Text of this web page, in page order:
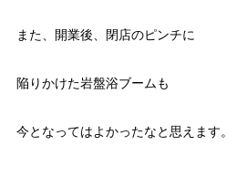
また、開業後、閉店のピンチに
陥りかけた岩盤浴ブームも
今となってはよかったなと思えます。